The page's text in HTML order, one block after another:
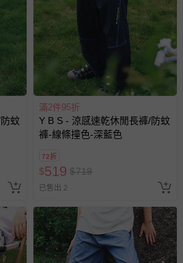
活動，如因部份退貨，而該訂單保
將以原價計算，活動贈品亦需一併退
護法的規定，不適用七天鑑賞期/猶
較短或解約時即將逾期（例如生鮮
惟書籍如經拆封、使用，則酌收整
之數位內容或一經提供即為完成之線
事先同意始提供（例如線上課程、遊
蚊
滿2件95折
Y B S - 涼感速乾休閒長褲/防蚊
褲-線條撞色-深藍色
72折
$519 $719
已售出 2